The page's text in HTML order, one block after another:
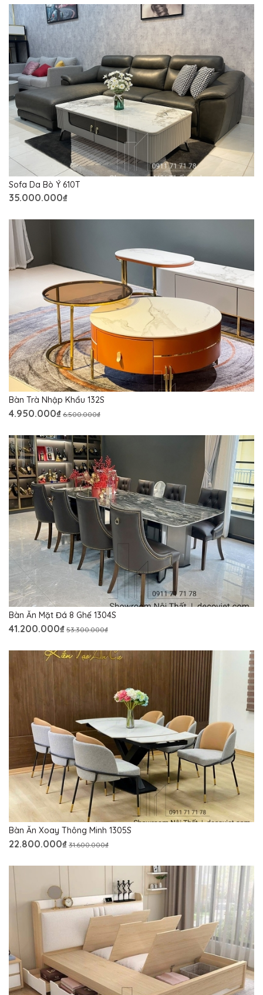
Sofa Da Bò Ý 610T
35.000.000₫
Bàn Trà Nhập Khẩu 132S
4.950.000₫ 6.500.000₫
Bàn Ăn Mặt Đá 8 Ghế 1304S
41.200.000₫ 53.300.000₫
Bàn Ăn Xoay Thông Minh 1305S
22.800.000₫ 31.600.000₫